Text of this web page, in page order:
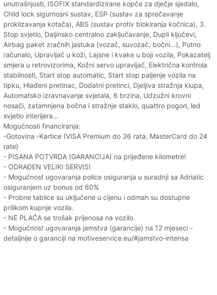
unutrašnjosti, ISOFIX standardizirane kopče za dječje sjedalo,
Child lock sigurnosni sustav, ESP (sustav za sprečavanje
proklizavanja kotača), ABS (sustav protiv blokiranja kočnica), 3.
Stop svjetlo, Daljinsko centralno zaključavanje, Dupli ključevi,
Airbag paket zračnih jastuka (vozač, suvozač, bočni...), Putno
računalo, Upravljač u koži, Lajsne i kvake u boji vozila, Pokazatelj
smjera u retrovizorima, Kožni servo upravljač, Električna kontrola
stabilnosti, Start stop automatic, Start stop paljenje vozila na
tipku, Hlađeni pretinac, Dodatni pretinci, Djeljiva stražnja klupa,
Automatsko izravnavanje svjetala, 6 brzina, Udzužni krovni
nosači, zatamnjena bočna i stražnje staklo, quattro pogon, led
svjetlo interijera…
Mogućnosti financiranja:
-Gotovina -Kartice (VISA Premium do 36 rata, MasterCard do 24
rate)
- PISANA POTVRDA (GARANCIJA) na prijeđene kilometre!
- ODRAĐEN VELIKI SERVIS!
- Mogućnost ugovaranja police osiguranja u suradnji sa Adriatic
osiguranjem uz bonus od 60%
- Probne tablice su uključene u cijenu i odmah su dostupne
prilikom kupnje vozila.
- NE PLAĆA se trošak prijenosa na vozilo.
- Mogućnost ugovaranja jamstva (garancije) na 12 mjeseci -
detaljnije o garanciji na motiveservice.eu/#jamstvo-intensa